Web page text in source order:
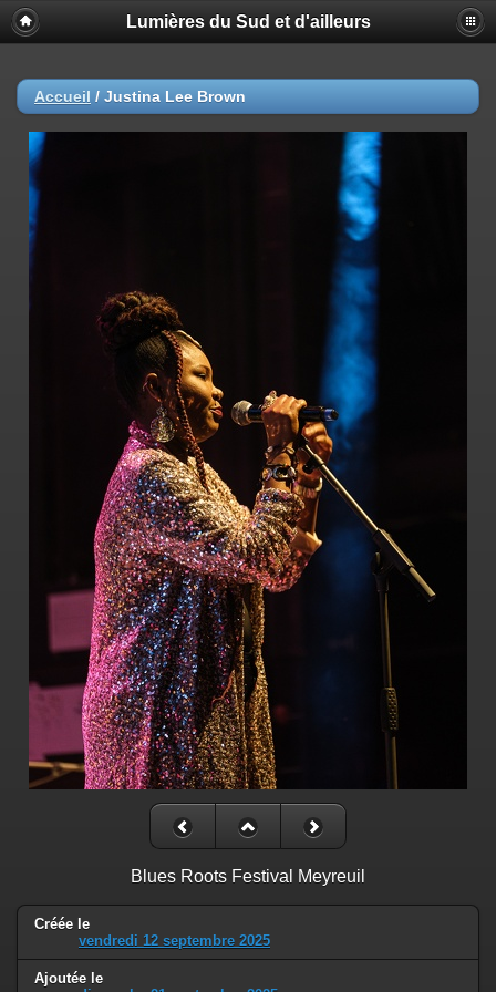
Lumières du Sud et d'ailleurs
Accueil / Justina Lee Brown
Blues Roots Festival Meyreuil
Créée le
vendredi 12 septembre 2025
Ajoutée le